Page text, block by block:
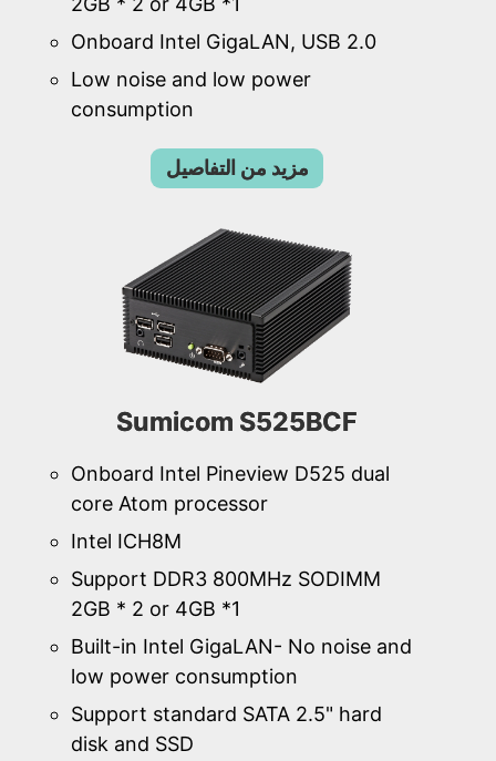
Onboard Intel GigaLAN, USB 2.0
Low noise and low power
consumption
مزيد من التفاصيل
Sumicom S525BCF
Onboard Intel Pineview D525 dual
core Atom processor
Intel ICH8M
Support DDR3 800MHz SODIMM
2GB * 2 or 4GB *1
Built-in Intel GigaLAN- No noise and
low power consumption
Support standard SATA 2.5" hard
disk and SSD